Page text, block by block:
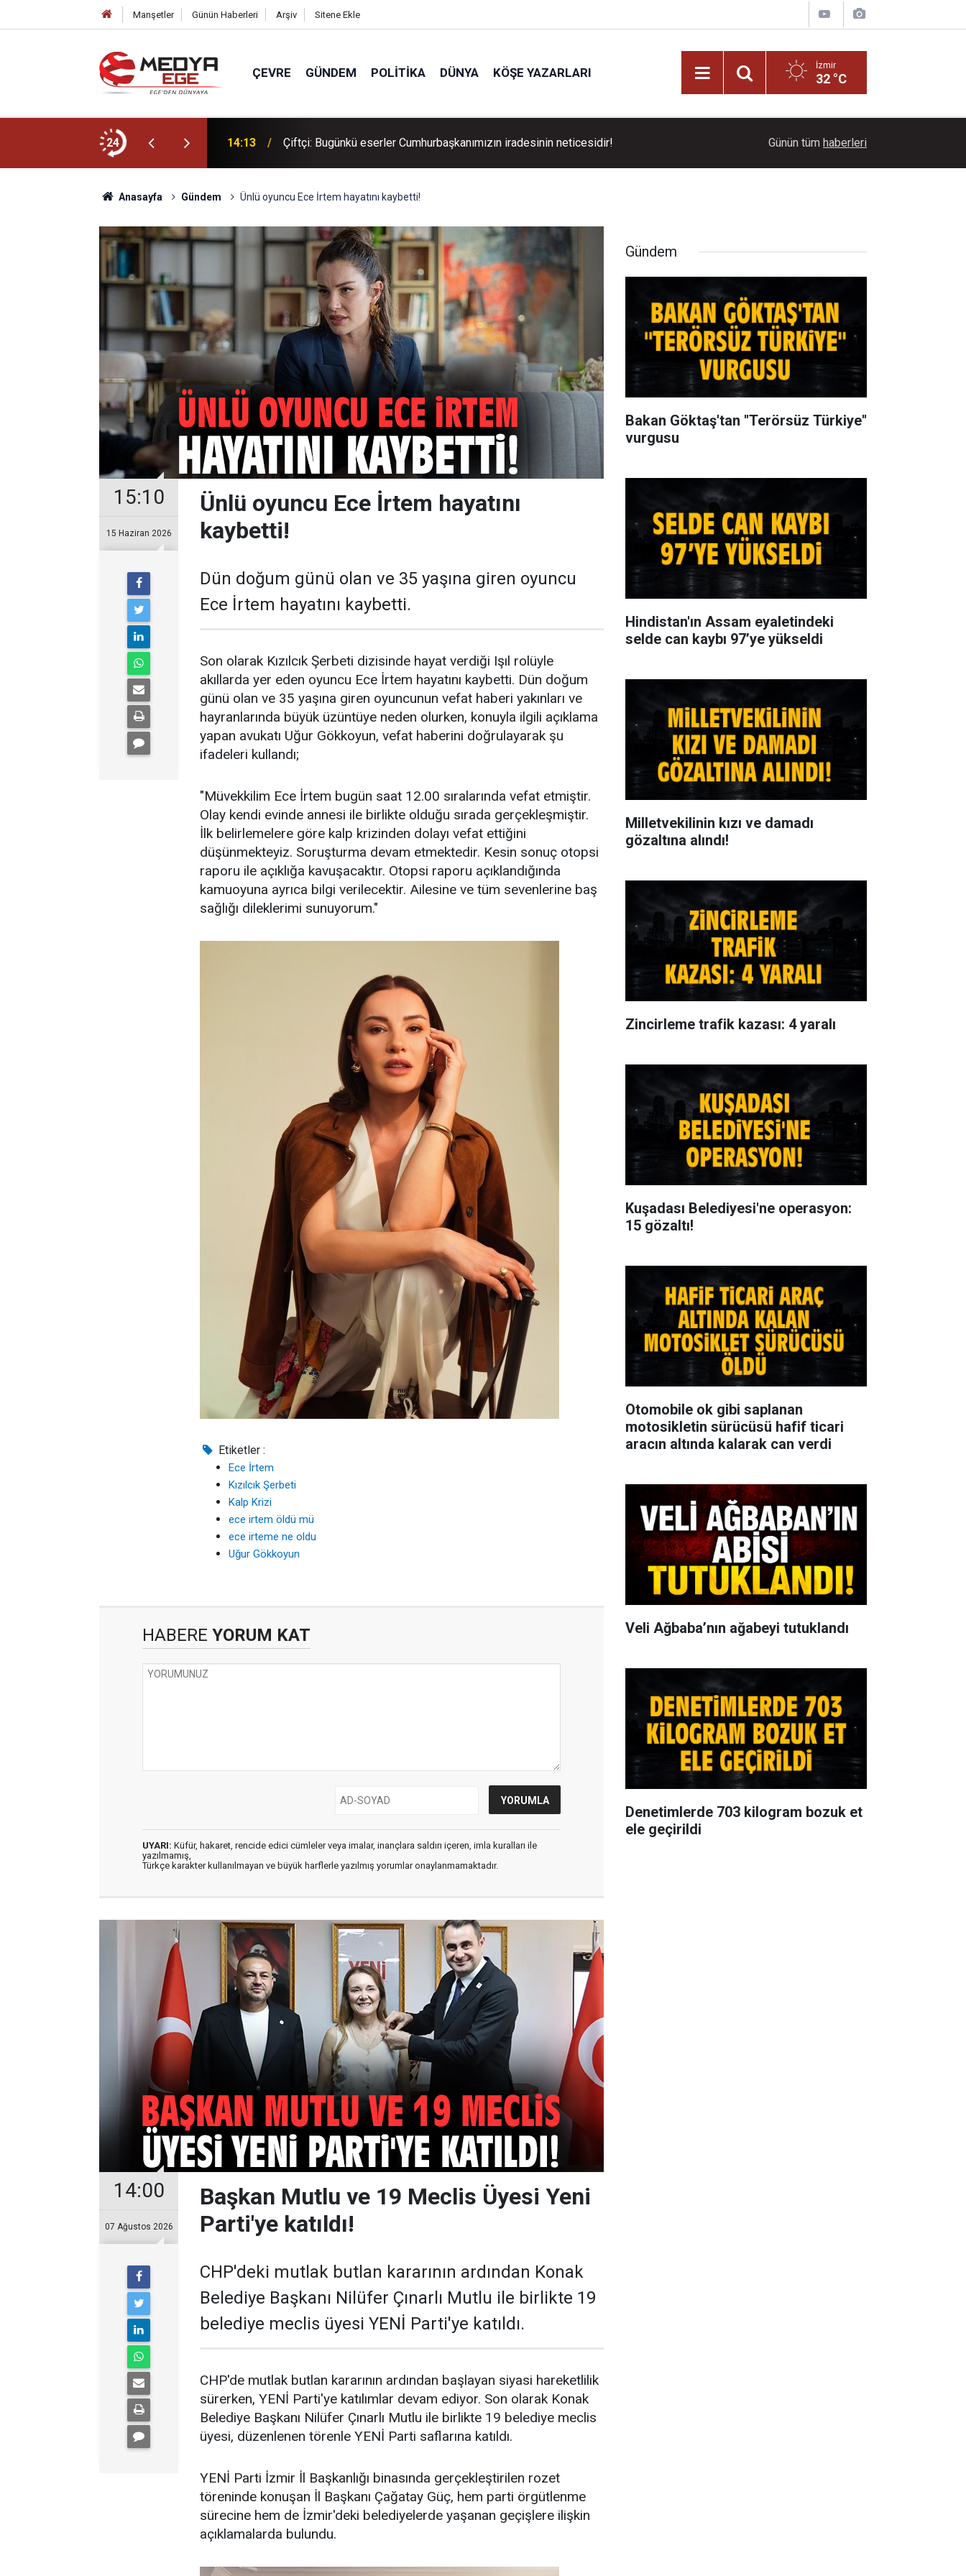
Manşetler Günün Haberleri Arşiv Sitene Ekle
ÇEVRE GÜNDEM POLITIKA DÜNYA KÖŞE YAZARLARI İzmir
32 °C
24 14:13 Çiftçi: Bugünkü eserler Cumhurbaşkanımızın iradesinin neticesidir! Başkan Mutlu ve 19 Meclis Üyesi Yeni Parti'ye
Günün tüm haberleri
Anasayfa Gündem Ünlü oyuncu Ece İrtem hayatını kaybetti!
15:10
15 Haziran 2026
Ünlü oyuncu Ece İrtem hayatını
kaybetti!
Dün doğum günü olan ve 35 yaşına giren oyuncu
Ece İrtem hayatını kaybetti.
Son olarak Kızılcık Şerbeti dizisinde hayat verdiği Işıl rolüyle
akıllarda yer eden oyuncu Ece İrtem hayatını kaybetti. Dün doğum
günü olan ve 35 yaşına giren oyuncunun vefat haberi yakınları ve
hayranlarında büyük üzüntüye neden olurken, konuyla ilgili açıklama
yapan avukatı Uğur Gökkoyun, vefat haberini doğrulayarak şu
ifadeleri kullandı;
"Müvekkilim Ece İrtem bugün saat 12.00 sıralarında vefat etmiştir.
Olay kendi evinde annesi ile birlikte olduğu sırada gerçekleşmiştir.
İlk belirlemelere göre kalp krizinden dolayı vefat ettiğini
düşünmekteyiz. Soruşturma devam etmektedir. Kesin sonuç otopsi
raporu ile açıklığa kavuşacaktır. Otopsi raporu açıklandığında
kamuoyuna ayrıca bilgi verilecektir. Ailesine ve tüm sevenlerine baş
sağlığı dileklerimi sunuyorum."
Etiketler :
Ece İrtem
Kızılcık Şerbeti
Kalp Krizi
ece irtem öldü mü
ece irteme ne oldu
Uğur Gökkoyun
HABERE YORUM KAT
UYARI: Küfür, hakaret, rencide edici cümleler veya imalar, inançlara saldırı içeren, imla kuralları ile
yazılmamış,
Türkçe karakter kullanılmayan ve büyük harflerle yazılmış yorumlar onaylanmamaktadır.
14:00
07 Ağustos 2026
Başkan Mutlu ve 19 Meclis Üyesi Yeni
Parti'ye katıldı!
CHP'deki mutlak butlan kararının ardından Konak
Belediye Başkanı Nilüfer Çınarlı Mutlu ile birlikte 19
belediye meclis üyesi YENİ Parti'ye katıldı.
CHP'de mutlak butlan kararının ardından başlayan siyasi hareketlilik
sürerken, YENİ Parti'ye katılımlar devam ediyor. Son olarak Konak
Belediye Başkanı Nilüfer Çınarlı Mutlu ile birlikte 19 belediye meclis
üyesi, düzenlenen törenle YENİ Parti saflarına katıldı.
YENİ Parti İzmir İl Başkanlığı binasında gerçekleştirilen rozet
töreninde konuşan İl Başkanı Çağatay Güç, hem parti örgütlenme
sürecine hem de İzmir'deki belediyelerde yaşanan geçişlere ilişkin
açıklamalarda bulundu.
Gündem
Bakan Göktaş'tan ''Terörsüz Türkiye''
vurgusu
Hindistan'ın Assam eyaletindeki
selde can kaybı 97’ye yükseldi
Milletvekilinin kızı ve damadı
gözaltına alındı!
Zincirleme trafik kazası: 4 yaralı
Kuşadası Belediyesi'ne operasyon:
15 gözaltı!
Otomobile ok gibi saplanan
motosikletin sürücüsü hafif ticari
aracın altında kalarak can verdi
Veli Ağbaba’nın ağabeyi tutuklandı
Denetimlerde 703 kilogram bozuk et
ele geçirildi